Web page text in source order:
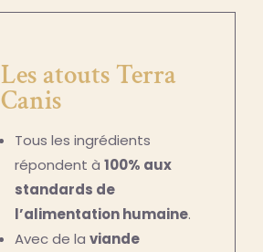
Les atouts Terra
Canis
Tous les ingrédients
répondent à 100% aux
standards de
l’alimentation humaine.
Avec de la viande